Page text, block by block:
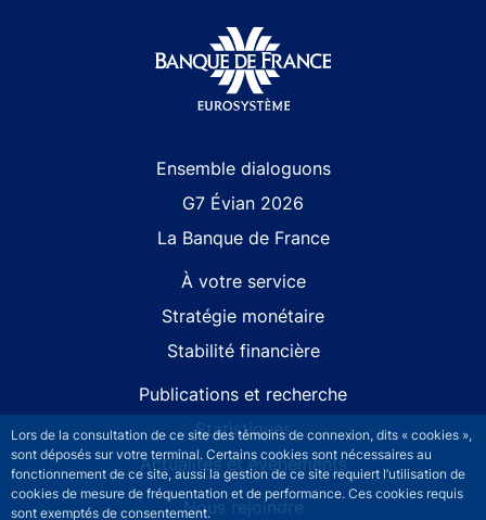
Lors de la consultation de ce site des témoins de connexion, dits « cookies »,
sont déposés sur votre terminal. Certains cookies sont nécessaires au
fonctionnement de ce site, aussi la gestion de ce site requiert l’utilisation de
cookies de mesure de fréquentation et de performance. Ces cookies requis
sont exemptés de consentement.
Ensemble dialoguons
G7 Évian 2026
La Banque de France
À votre service
Stratégie monétaire
Stabilité financière
Publications et recherche
Statistiques
Actualités et événements
Nous rejoindre